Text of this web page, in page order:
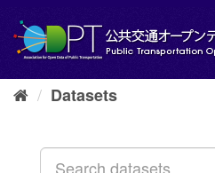
content
Datasets